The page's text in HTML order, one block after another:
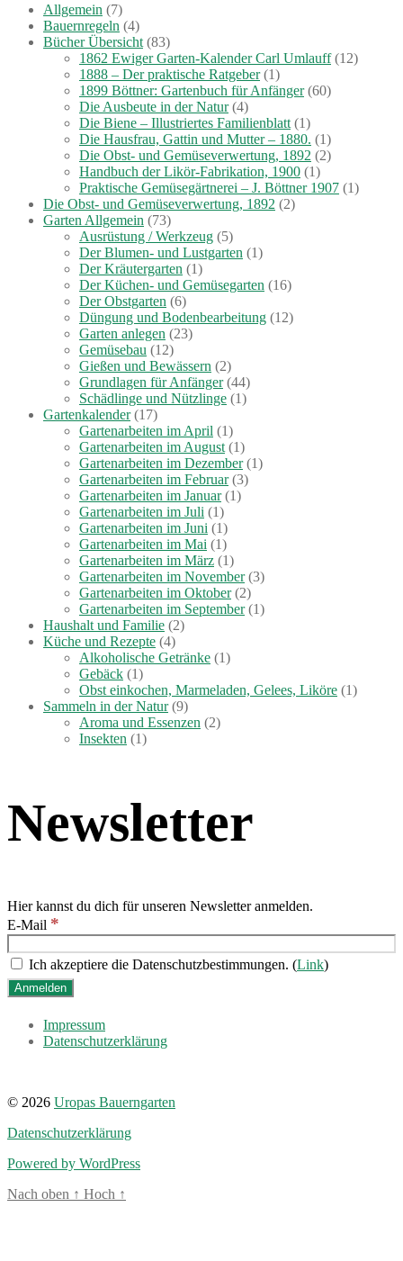
Allgemein (7)
Bauernregeln (4)
Bücher Übersicht (83)
1862 Ewiger Garten-Kalender Carl Umlauff(12)
1888 – Der praktische Ratgeber(1)
1899 Böttner: Gartenbuch für Anfänger(60)
Die Ausbeute in der Natur(4)
Die Biene – Illustriertes Familienblatt (1)
Die Hausfrau, Gattin und Mutter – 1880. (1)
Die Obst- und Gemüseverwertung, 1892 (2)
Handbuch der Likör-Fabrikation, 1900 (1)
Praktische Gemüsegärtnerei – J. Böttner 1907 (1)
Die Obst- und Gemüseverwertung, 1892 (2)
Garten Allgemein (73)
Ausrüstung / Werkzeug (5)
Der Blumen- und Lustgarten (1)
Der Kräutergarten (1)
Der Küchen- und Gemüsegarten (16)
Der Obstgarten (6)
Düngung und Bodenbearbeitung (12)
Garten anlegen (23)
Gemüsebau (12)
Gießen und Bewässern (2)
Grundlagen für Anfänger(44)
Schädlinge und Nützlinge (1)
Gartenkalender(17)
Gartenarbeiten im April (1)
Gartenarbeiten im August (1)
Gartenarbeiten im Dezember(1)
Gartenarbeiten im Februar(3)
Gartenarbeiten im Januar(1)
Gartenarbeiten im Juli (1)
Gartenarbeiten im Juni (1)
Gartenarbeiten im Mai (1)
Gartenarbeiten im März (1)
Gartenarbeiten im November(3)
Gartenarbeiten im Oktober(2)
Gartenarbeiten im September(1)
Haushalt und Familie (2)
Küche und Rezepte (4)
Alkoholische Getränke (1)
Gebäck (1)
Obst einkochen, Marmeladen, Gelees, Liköre (1)
Sammeln in der Natur(9)
Aroma und Essenzen (2)
Insekten (1)
Newsletter
Hier kannst du dich für unseren Newsletter anmelden.
E-Mail *
Ich akzeptiere die Datenschutzbestimmungen. (Link)
Impressum
Datenschutzerklärung
© 2026 Uropas Bauerngarten
Datenschutzerklärung
Powered by WordPress
Nach oben ↑ Hoch ↑